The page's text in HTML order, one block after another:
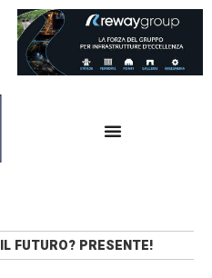
IL FUTURO? PRESENTE!